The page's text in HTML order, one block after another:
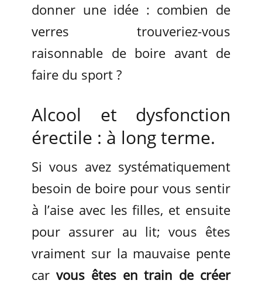
donner une idée : combien de
verres trouveriez-vous
raisonnable de boire avant de
faire du sport ?
Alcool et dysfonction
érectile : à long terme.
Si vous avez systématiquement
besoin de boire pour vous sentir
à l’aise avec les filles, et ensuite
pour assurer au lit; vous êtes
vraiment sur la mauvaise pente
car vous êtes en train de créer